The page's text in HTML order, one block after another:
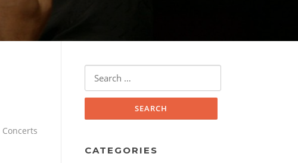
Concerts
CATEGORIES